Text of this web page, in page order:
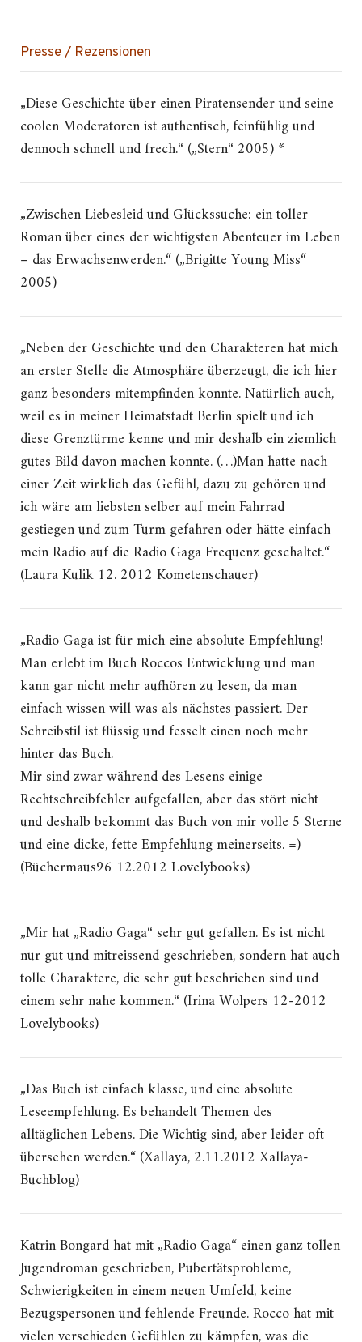
Presse / Rezensionen
„Diese Geschichte über einen Piratensender und seine
coolen Moderatoren ist authentisch, feinfühlig und
dennoch schnell und frech.“ („Stern“ 2005) *
„Zwischen Liebesleid und Glückssuche: ein toller
Roman über eines der wichtigsten Abenteuer im Leben
– das Erwachsenwerden.“ („Brigitte Young Miss“
2005)
„Neben der Geschichte und den Charakteren hat mich
an erster Stelle die Atmosphäre überzeugt, die ich hier
ganz besonders mitempfinden konnte. Natürlich auch,
weil es in meiner Heimatstadt Berlin spielt und ich
diese Grenztürme kenne und mir deshalb ein ziemlich
gutes Bild davon machen konnte. (…)Man hatte nach
einer Zeit wirklich das Gefühl, dazu zu gehören und
ich wäre am liebsten selber auf mein Fahrrad
gestiegen und zum Turm gefahren oder hätte einfach
mein Radio auf die Radio Gaga Frequenz geschaltet.“
(Laura Kulik 12. 2012 Kometenschauer)
„Radio Gaga ist für mich eine absolute Empfehlung!
Man erlebt im Buch Roccos Entwicklung und man
kann gar nicht mehr aufhören zu lesen, da man
einfach wissen will was als nächstes passiert. Der
Schreibstil ist flüssig und fesselt einen noch mehr
hinter das Buch.
Mir sind zwar während des Lesens einige
Rechtschreibfehler aufgefallen, aber das stört nicht
und deshalb bekommt das Buch von mir volle 5 Sterne
und eine dicke, fette Empfehlung meinerseits. =)
(Büchermaus96 12.2012 Lovelybooks)
„Mir hat „Radio Gaga“ sehr gut gefallen. Es ist nicht
nur gut und mitreissend geschrieben, sondern hat auch
tolle Charaktere, die sehr gut beschrieben sind und
einem sehr nahe kommen.“ (Irina Wolpers 12-2012
Lovelybooks)
„Das Buch ist einfach klasse, und eine absolute
Leseempfehlung. Es behandelt Themen des
alltäglichen Lebens. Die Wichtig sind, aber leider oft
übersehen werden.“ (Xallaya, 2.11.2012 Xallaya-
Buchblog)
Katrin Bongard hat mit „Radio Gaga“ einen ganz tollen
Jugendroman geschrieben, Pubertätsprobleme,
Schwierigkeiten in einem neuen Umfeld, keine
Bezugspersonen und fehlende Freunde. Rocco hat mit
vielen verschieden Gefühlen zu kämpfen, was die